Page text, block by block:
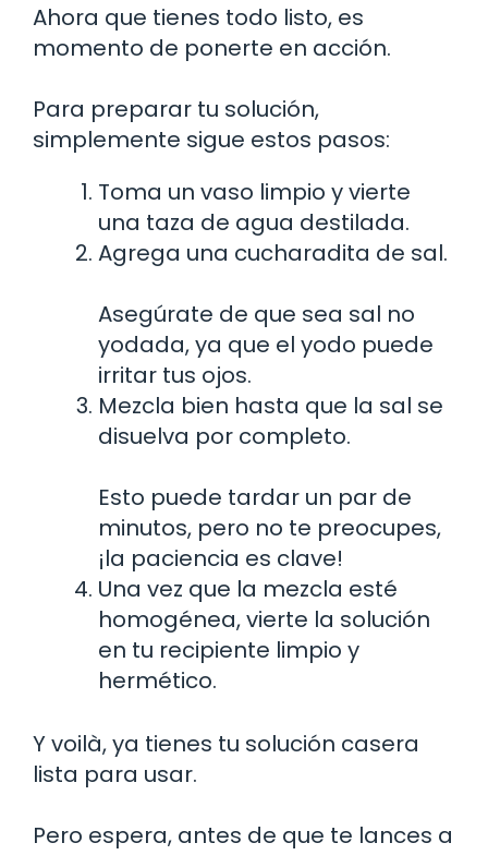
Ahora que tienes todo listo, es
momento de ponerte en acción.
Para preparar tu solución,
simplemente sigue estos pasos:
Toma un vaso limpio y vierte
una taza de agua destilada.
Agrega una cucharadita de sal.
Asegúrate de que sea sal no
yodada, ya que el yodo puede
irritar tus ojos.
Mezcla bien hasta que la sal se
disuelva por completo.
Esto puede tardar un par de
minutos, pero no te preocupes,
¡la paciencia es clave!
Una vez que la mezcla esté
homogénea, vierte la solución
en tu recipiente limpio y
hermético.
Y voilà, ya tienes tu solución casera
lista para usar.
Pero espera, antes de que te lances a